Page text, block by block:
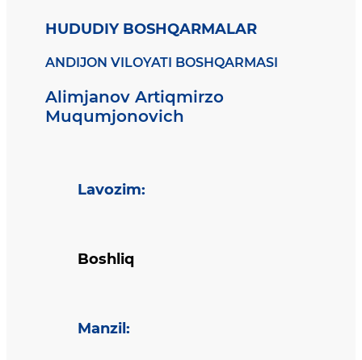
HUDUDIY BOSHQARMALAR
ANDIJON VILOYATI BOSHQARMASI
Alimjanov Artiqmirzo
Muqumjonovich
Lavozim:
Boshliq
Manzil :